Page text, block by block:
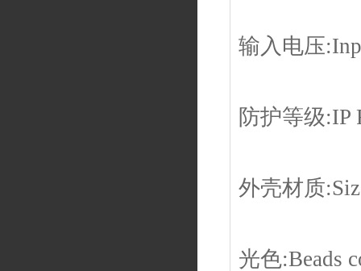
输入电压
防护等级:IP
外壳材质
光色:Beads